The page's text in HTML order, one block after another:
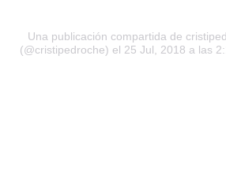
Una publicación compartida de
(@cristipedroche) el 25 Jul, 2018 a las